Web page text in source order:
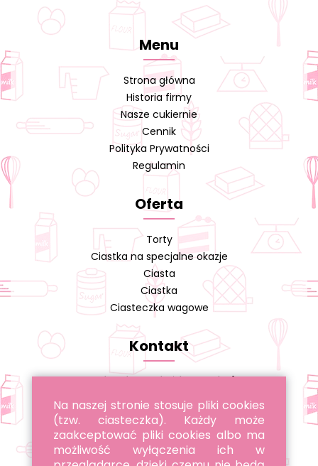
Menu
Strona główna
Historia firmy
Nasze cukiernie
Cennik
Polityka Prywatności
Regulamin
Oferta
Torty
Ciastka na specjalne okazje
Ciasta
Ciastka
Ciasteczka wagowe
Kontakt
Cukiernia A. Cieślikowski s.j.
tel. 22 643 96 22
tel. 885 051 051
Na naszej stronie stosuje pliki cookies
(tzw. ciasteczka). Każdy może
zaakceptować pliki cookies albo ma
możliwość wyłączenia ich w